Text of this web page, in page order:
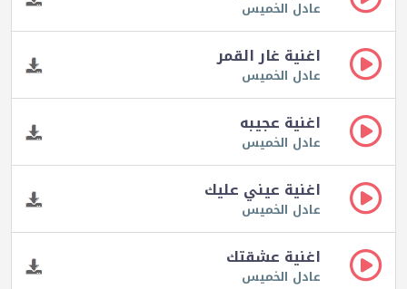
عادل الخميس
اغنية غار القمر
عادل الخميس
اغنية عجيبه
عادل الخميس
اغنية عيني عليك
عادل الخميس
اغنية عشقتك
عادل الخميس